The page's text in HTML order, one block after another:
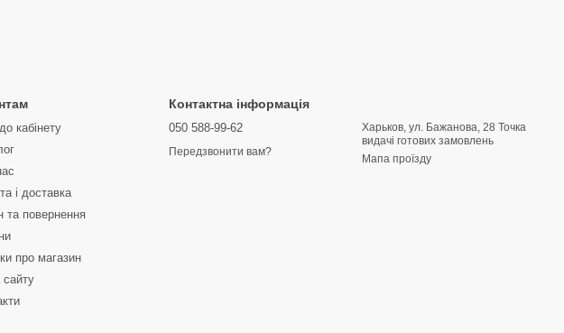
кабінету
і доставка
та повернення
про магазин
Контактна інформація
050 588-99-62
Передзвонити вам?
Харьков, ул. Бажанова, 28 Точка
видачі готових замовлень
Мапа проїзду